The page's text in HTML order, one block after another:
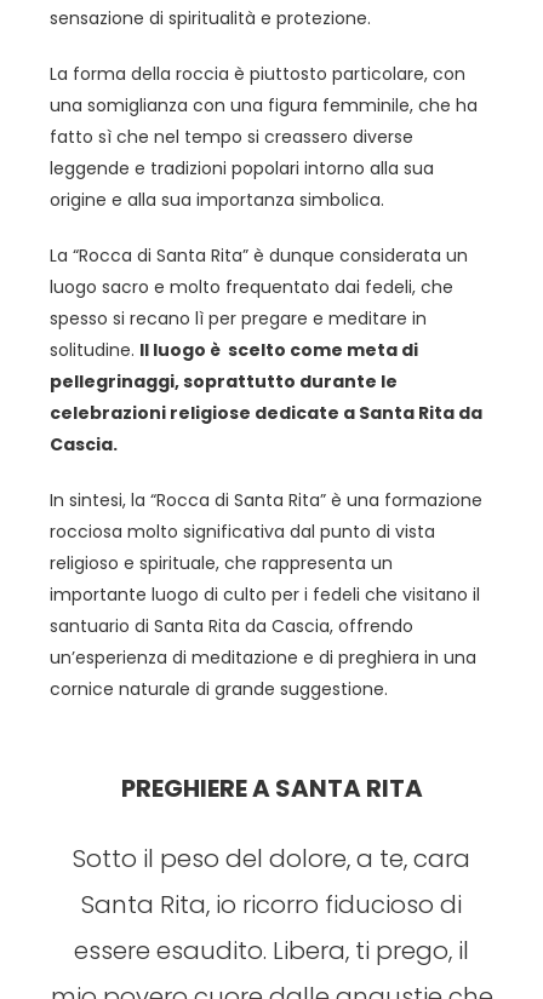
sensazione di spiritualità e protezione.
La forma della roccia è piuttosto particolare, con
una somiglianza con una figura femminile, che ha
fatto sì che nel tempo si creassero diverse
leggende e tradizioni popolari intorno alla sua
origine e alla sua importanza simbolica.
La “Rocca di Santa Rita” è dunque considerata un
luogo sacro e molto frequentato dai fedeli, che
spesso si recano lì per pregare e meditare in
solitudine. Il luogo è scelto come meta di
pellegrinaggi, soprattutto durante le
celebrazioni religiose dedicate a Santa Rita da
Cascia.
In sintesi, la “Rocca di Santa Rita” è una formazione
rocciosa molto significativa dal punto di vista
religioso e spirituale, che rappresenta un
importante luogo di culto per i fedeli che visitano il
santuario di Santa Rita da Cascia, offrendo
un’esperienza di meditazione e di preghiera in una
cornice naturale di grande suggestione.
PREGHIERE A SANTA RITA
Sotto il peso del dolore, a te, cara
Santa Rita, io ricorro fiducioso di
essere esaudito. Libera, ti prego, il